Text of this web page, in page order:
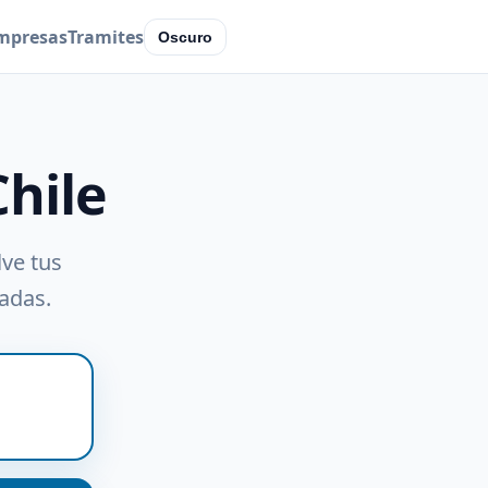
Tramites Oscuro
tus